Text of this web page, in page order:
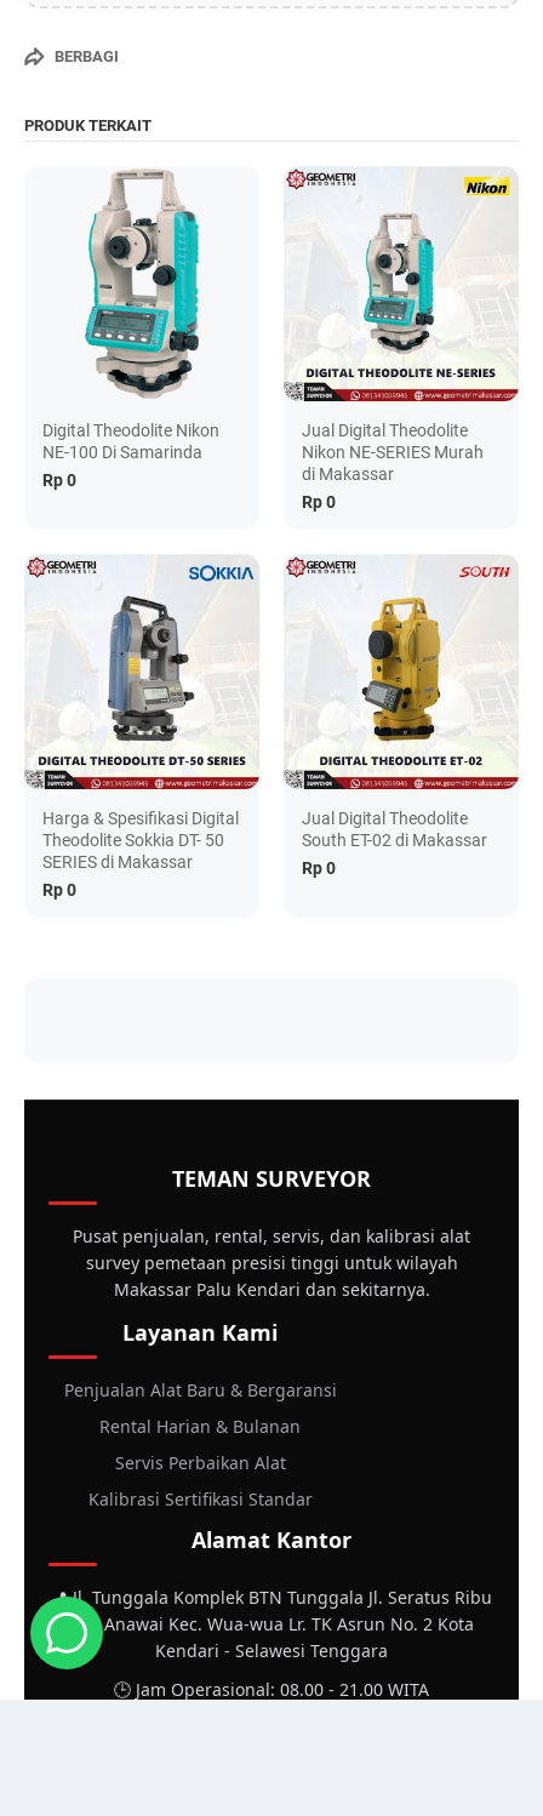
BERBAGI
PRODUK TERKAIT
Digital Theodolite Nikon
NE-100 Di Samarinda
Rp 0
Jual Digital Theodolite
Nikon NE-SERIES Murah
di Makassar
Rp 0
Harga & Spesifikasi Digital
Theodolite Sokkia DT- 50
SERIES di Makassar
Rp 0
Jual Digital Theodolite
South ET-02 di Makassar
Rp 0
TEMAN SURVEYOR
Pusat penjualan, rental, servis, dan kalibrasi alat
survey pemetaan presisi tinggi untuk wilayah
Makassar Palu Kendari dan sekitarnya.
Layanan Kami
Penjualan Alat Baru & Bergaransi
Rental Harian & Bulanan
Servis Perbaikan Alat
Kalibrasi Sertifikasi Standar
Alamat Kantor
📍 Jl. Tunggala Komplek BTN Tunggala Jl. Seratus Ribu
Kel. Anawai Kec. Wua-wua Lr. TK Asrun No. 2 Kota
Kendari - Selawesi Tenggara
🕒 Jam Operasional: 08.00 - 21.00 WITA